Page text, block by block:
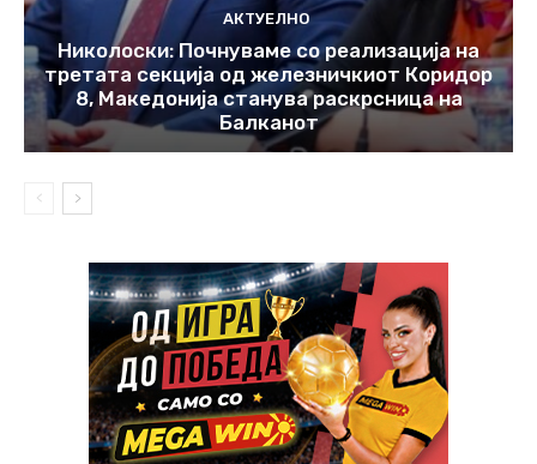
АКТУЕЛНО
Николоски: Почнуваме со реализација на
третата секција од железничкиот Коридор
8, Македонија станува раскрсница на
Балканот